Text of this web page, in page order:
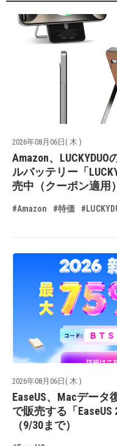
2026年08月06日( 木 )
Amazon、
ルバッテリー「
売中（クーポン適用）
#Amazon #特価
2026年08月06日( 木 )
EaseUS、Macデー
で販売する「
（9/30まで）